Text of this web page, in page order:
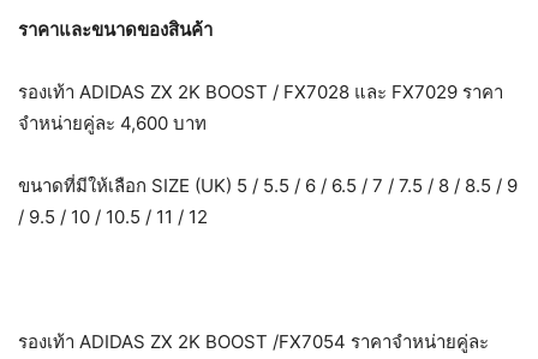
ราคาและขนาดของสินค้า
รองเท้า ADIDAS ZX 2K BOOST / FX7028 และ FX7029 ราคา
จำหน่ายคู่ละ 4,600 บาท
ขนาดที่มีให้เลือก SIZE (UK) 5 / 5.5 / 6 / 6.5 / 7 / 7.5 / 8 / 8.5 / 9
/ 9.5 / 10 / 10.5 / 11 / 12
รองเท้า ADIDAS ZX 2K BOOST /FX7054 ราคาจำหน่ายคู่ละ